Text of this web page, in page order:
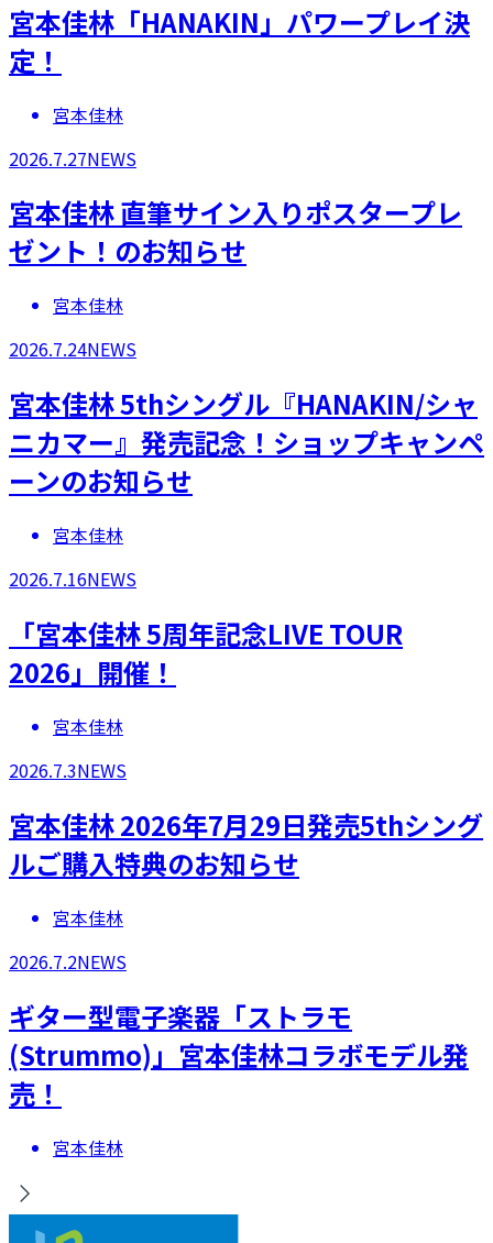
宮本佳林「HANAKIN」パワープレイ決
定！
宮本佳林
2026.7.27NEWS
宮本佳林 直筆サイン入りポスタープレ
ゼント！のお知らせ
宮本佳林
2026.7.24NEWS
宮本佳林 5thシングル『HANAKIN/シャ
ニカマー』発売記念！ショップキャンペ
ーンのお知らせ
宮本佳林
2026.7.16NEWS
「宮本佳林 5周年記念LIVE TOUR
2026」開催！
宮本佳林
2026.7.3NEWS
宮本佳林 2026年7月29日発売5thシング
ルご購入特典のお知らせ
宮本佳林
2026.7.2NEWS
ギター型電子楽器「ストラモ
(Strummo)」宮本佳林コラボモデル発
売！
宮本佳林